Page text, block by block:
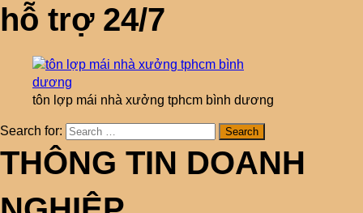
hỗ trợ 24/7
tôn lợp mái nhà xưởng tphcm bình dương
Search for:
THÔNG TIN DOANH